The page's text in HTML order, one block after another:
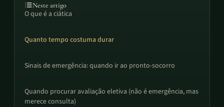
Neste artigo
O que é a ciática
Quanto tempo costuma durar
Sinais de emergência: quando ir ao pronto-socorro
Quando procurar avaliação eletiva (não é emergência, mas
merece consulta)